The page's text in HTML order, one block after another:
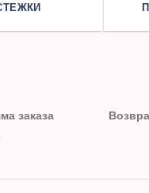
заказа